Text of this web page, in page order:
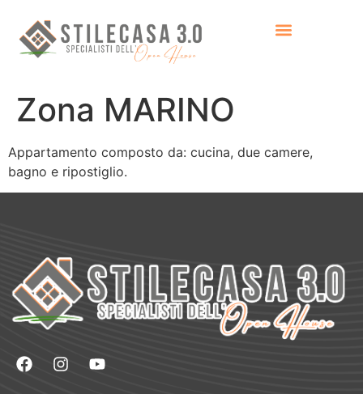
Zona MARINO
Appartamento composto da: cucina, due camere,
bagno e ripostiglio.